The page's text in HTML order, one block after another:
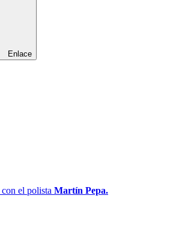
Enlace
el polista Martín Pepa.